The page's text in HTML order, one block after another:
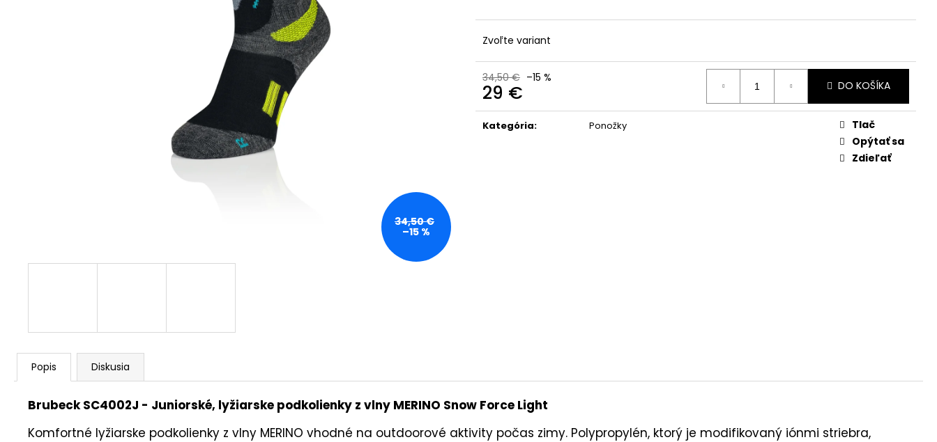
Zvoľte variant
34,50 € –15 %
29 €
cena:
DO KOŠÍKA
Kategória: Ponožky
Tlač
Opýtať sa
Zdieľať
34,50 €
–15 %
Popis Diskusia
Brubeck SC4002J - Juniorské, lyžiarske podkolienky z vlny MERINO Snow Force Light
Komfortné lyžiarske podkolienky z vlny MERINO vhodné na outdoorové aktivity počas zimy. Polypropylén, ktorý je modifikovaný iónmi striebra,